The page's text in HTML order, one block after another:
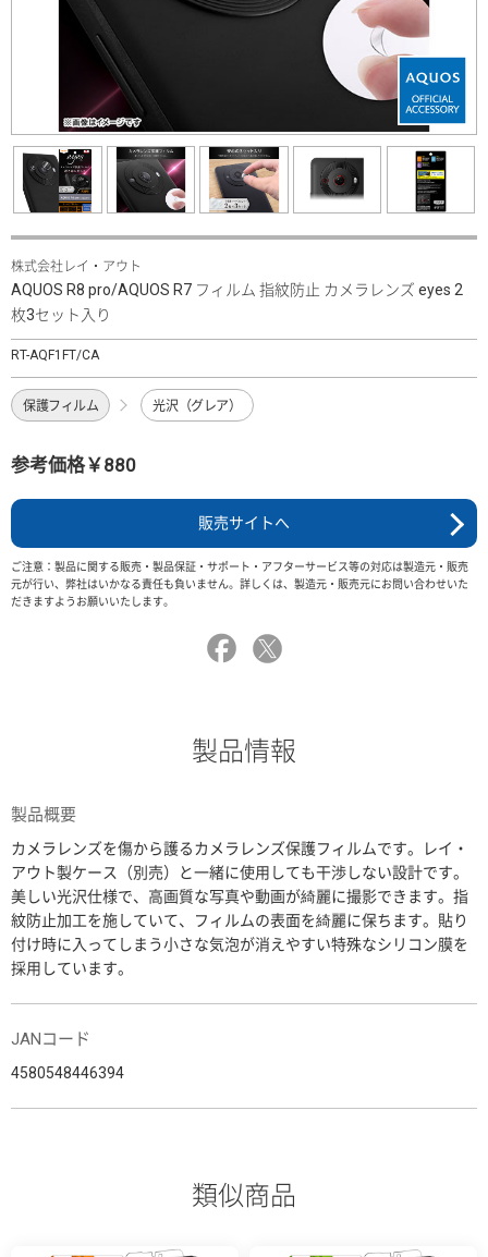
株式会社レイ・アウト
AQUOS R8 pro/AQUOS R7 フィルム 指紋防止 カメラレンズ eyes 2
枚3セット入り
RT-AQF1FT/CA
保護フィルム 光沢（グレア）
参考価格￥880
販売サイトへ
ご注意：製品に関する販売・製品保証・サポート・アフターサービス等の対応は製造元・販売
元が行い、弊社はいかなる責任も負いません。詳しくは、製造元・販売元にお問い合わせいた
だきますようお願いいたします。
製品情報
製品概要
カメラレンズを傷から護るカメラレンズ保護フィルムです。レイ・
アウト製ケース（別売）と一緒に使用しても干渉しない設計です。
美しい光沢仕様で、高画質な写真や動画が綺麗に撮影できます。指
紋防止加工を施していて、フィルムの表面を綺麗に保ちます。貼り
付け時に入ってしまう小さな気泡が消えやすい特殊なシリコン膜を
採用しています。
JANコード
4580548446394
類似商品